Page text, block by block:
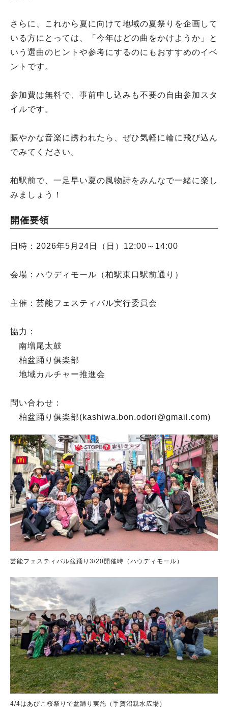
さらに、これから夏に向けて地域の夏祭りを企画して
いる方にとっては、「今年はどの曲をかけようか」と
いう選曲のヒントや参考にするのにもおすすめのイベ
ントです。
参加費は無料で、事前申し込みも不要の自由参加スタ
イルです。
賑やかな音楽に誘われたら、ぜひ気軽に輪に飛び込ん
でみてください。
柏駅前で、一足早い夏の風物詩をみんなで一緒に楽し
みましょう！
開催要領
日時：2026年5月24日（日）12:00～14:00
会場：ハウディモール（柏駅東口駅前通り）
主催：芸能フェスティバル実行委員会
協力：
南増尾太鼓
柏盆踊り俱楽部
地域カルチャー推進会
問い合わせ：
柏盆踊り俱楽部(kashiwa.bon.odori@gmail.com)
芸能フェスティバル盆踊り3/20開催時（ハウディモール）
4/4はあびこ桜祭りで盆踊り実施（手賀沼親水広場）